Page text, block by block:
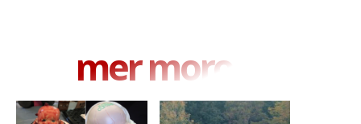
mer moro